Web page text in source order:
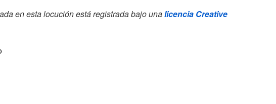
en esta locución está registrada bajo unalicencia Creative